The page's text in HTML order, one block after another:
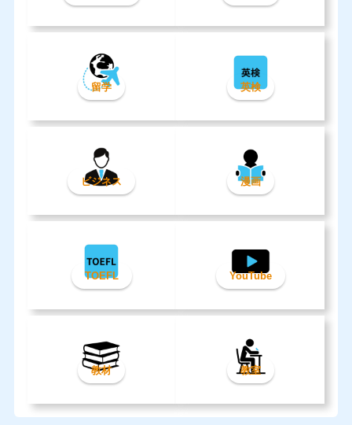
留学 英検
ビジネス 漫画
TOEFL YouTube
教材 教室